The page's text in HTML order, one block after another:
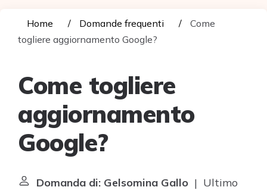
Home Domande frequenti
Come
togliere aggiornamento Google?
Come togliere
aggiornamento
Google?
Domanda di: Gelsomina Gallo | Ultimo